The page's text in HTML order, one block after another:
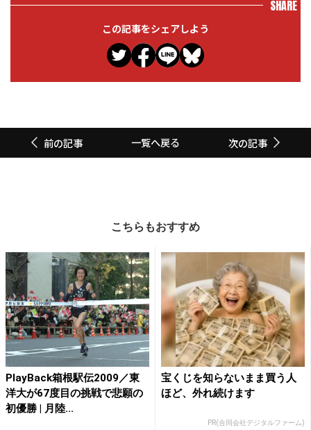
SHARE
この記事をシェアしよう
前の記事 一覧へ戻る 次の記事
こちらもおすすめ
PlayBack箱根駅伝2009／東
洋大が67度目の挑戦で悲願の
初優勝 | 月陸...
宝くじを知らないまま買う人
ほど、外れ続けます
PR(合同会社デジタルファーム)